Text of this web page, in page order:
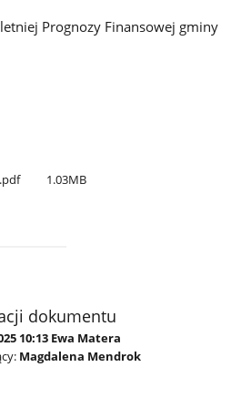
Prognozy Finansowej gminy
1.03MB
dokumentu
10:13 Ewa Matera
Magdalena Mendrok